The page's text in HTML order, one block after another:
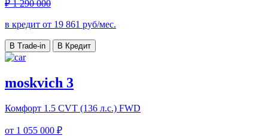
₽ 1 290 000
в кредит от 19 861 руб/мес.
В Trade-in В Кредит
moskvich 3
Комфорт 1.5 CVT (136 л.с.) FWD
от 1 055 000 ₽